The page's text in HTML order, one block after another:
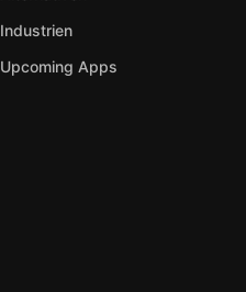
Industrien
Upcoming Apps